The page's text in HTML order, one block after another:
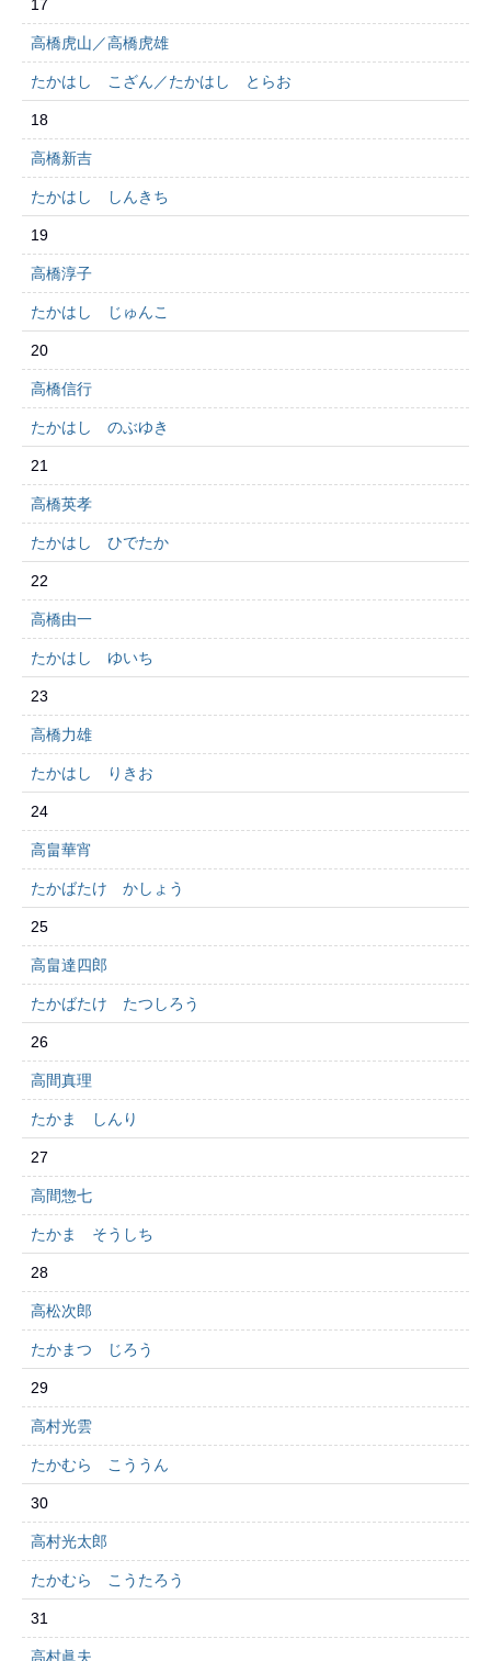
17
高橋虎山／高橋虎雄
たかはし こざん／たかはし とらお
18
高橋新吉
たかはし しんきち
19
高橋淳子
たかはし じゅんこ
20
高橋信行
たかはし のぶゆき
21
高橋英孝
たかはし ひでたか
22
高橋由一
たかはし ゆいち
23
高橋力雄
たかはし りきお
24
高畠華宵
たかばたけ かしょう
25
高畠達四郎
たかばたけ たつしろう
26
高間真理
たかま しんり
27
高間惣七
たかま そうしち
28
高松次郎
たかまつ じろう
29
高村光雲
たかむら こううん
30
高村光太郎
たかむら こうたろう
31
高村眞夫